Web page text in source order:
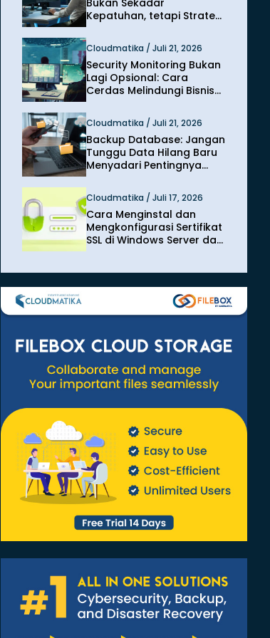
Kepatuhan, tetapi Strategi
Cloudmatika / Juli 21, 2026
Security Monitoring Bukan
Lagi Opsional: Cara
Cerdas Melindungi Bisnis
Cloudmatika / Juli 21, 2026
Backup Database: Jangan
Tunggu Data Hilang Baru
Menyadari Pentingnya
Cloudmatika / Juli 17, 2026
Cara Menginstal dan
Mengkonfigurasi Sertifikat
SSL di Windows Server dan